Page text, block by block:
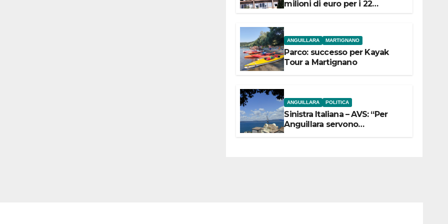
milioni di euro per i 22
ANGUILLARA MARTIGNANO
Parco: successo per Kayak
Tour a Martignano
ANGUILLARA POLITICA
Sinistra Italiana – AVS: “Per
Anguillara servono